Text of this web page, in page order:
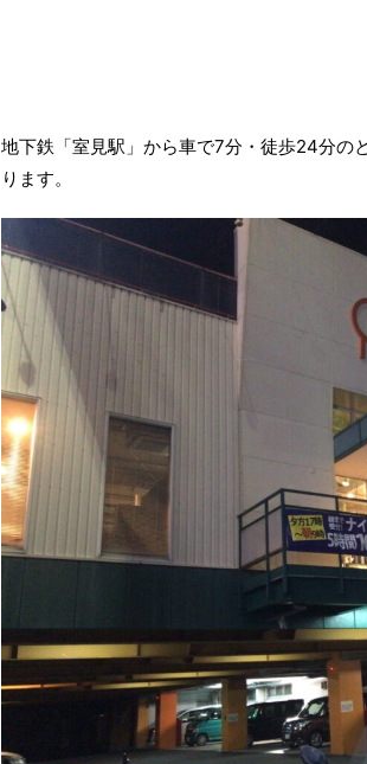
地下鉄「室見駅」から車で7分・徒歩24分の
ります。